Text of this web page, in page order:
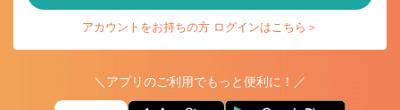
アカウントをお持ちの方 ログインはこちら＞
＼アプリのご利用でもっと便利に！／